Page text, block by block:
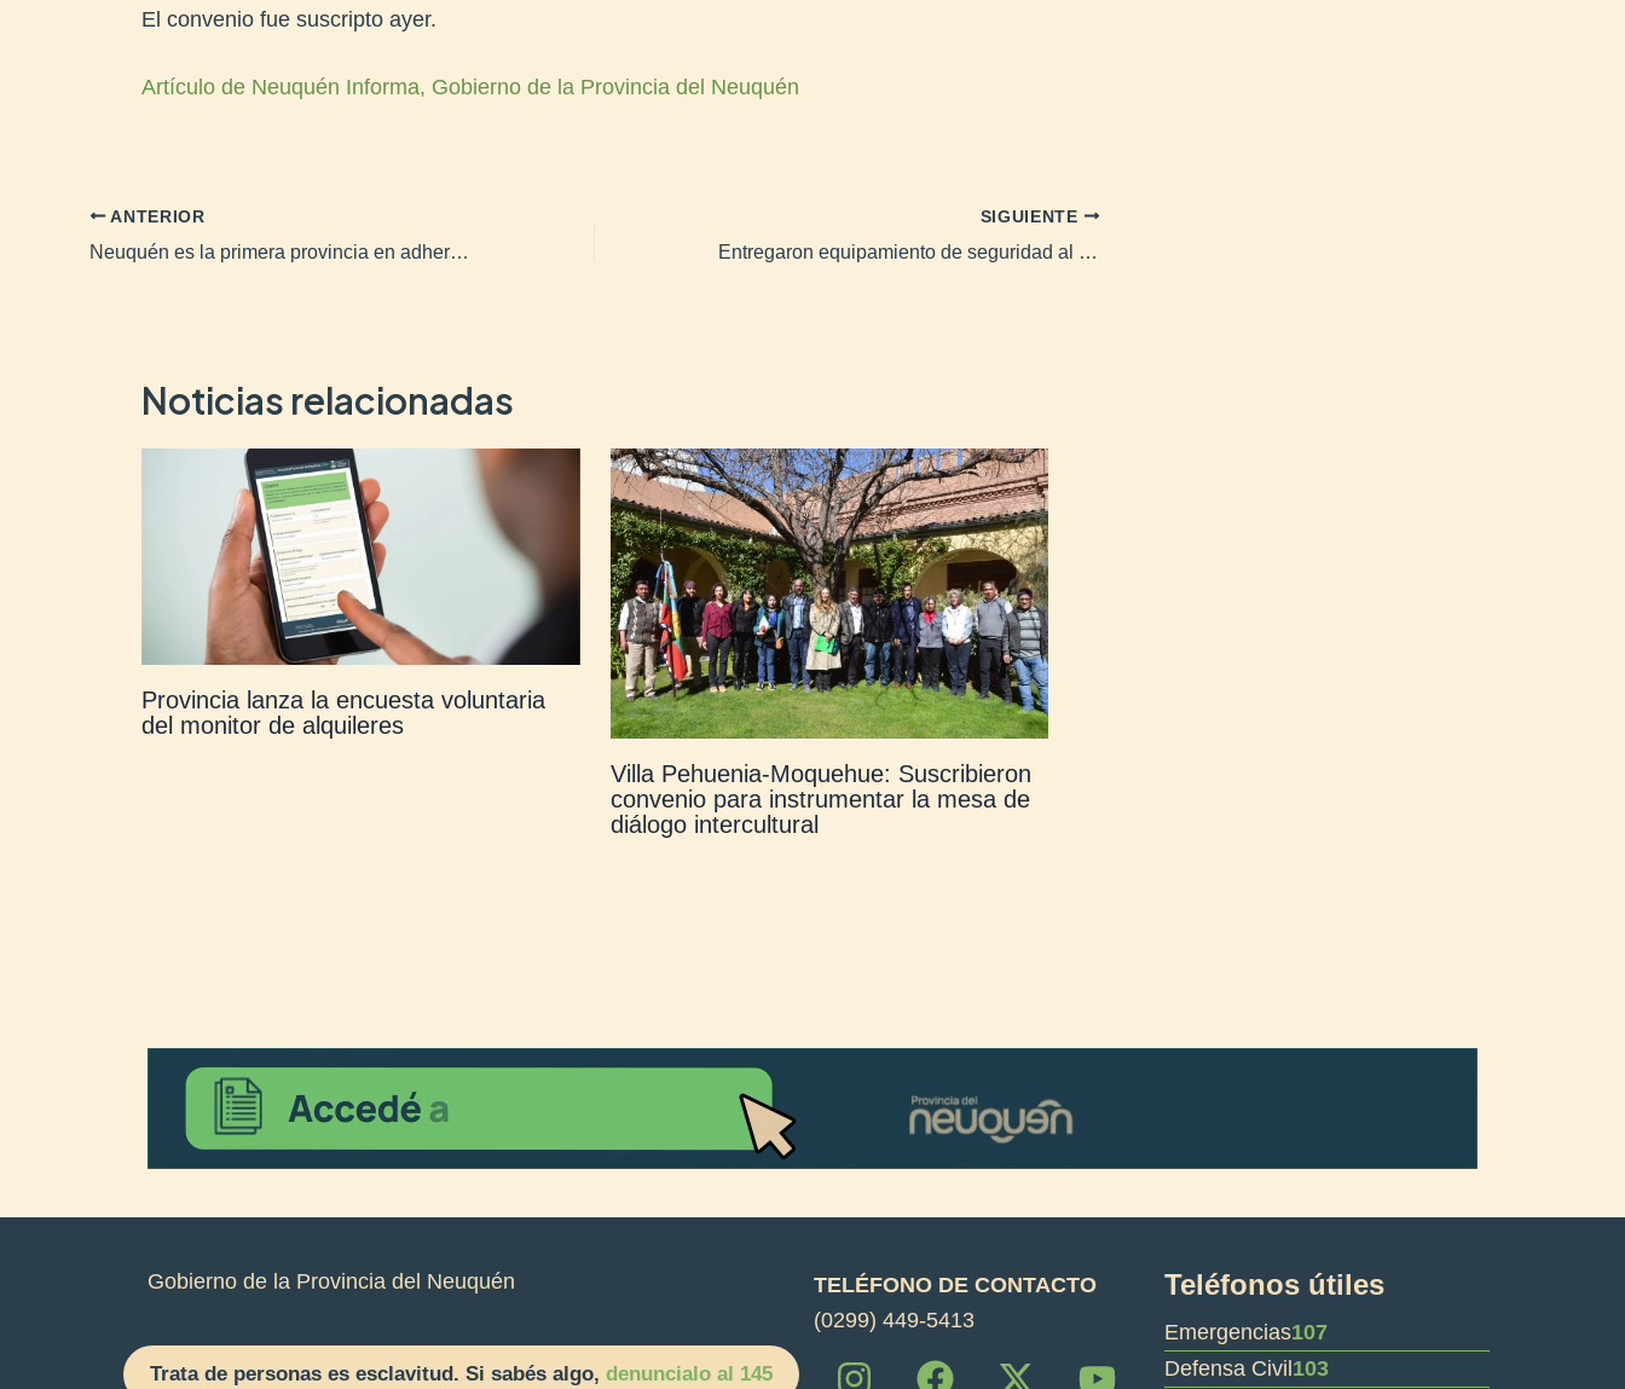
El convenio fue suscripto ayer.
Artículo de Neuquén Informa, Gobierno de la Provincia del Neuquén
ANTERIOR
Neuquén es la primera provincia en adherir a la aplicación Fiscafácil
SIGUIENTE
Entregaron equipamiento de seguridad al personal de la subsecretaría de Familia
Noticias relacionadas
Provincia lanza la encuesta voluntaria
del monitor de alquileres
Villa Pehuenia-Moquehue: Suscribieron
convenio para instrumentar la mesa de
diálogo intercultural
Gobierno de la Provincia del Neuquén
Trata de personas es esclavitud. Si sabés algo, denuncialo al 145
TELÉFONO DE CONTACTO
(0299) 449-5413
I
F
X
Y
Teléfonos útiles
Emergencias107
Defensa Civil 103